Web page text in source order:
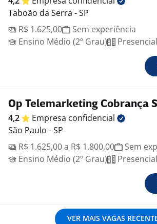
Taboão da Serra - SP
R$ 1.625,00
Sem experiência
Ensino Médio (2º Grau)
Presencial
Op Telemarketing Cobrança
4,2 Empresa confidencial
São Paulo - SP
R$ 1.625,00 a R$ 1.800,00
Sem
Ensino Médio (2º Grau)
Presencial
VER MAIS VAGAS